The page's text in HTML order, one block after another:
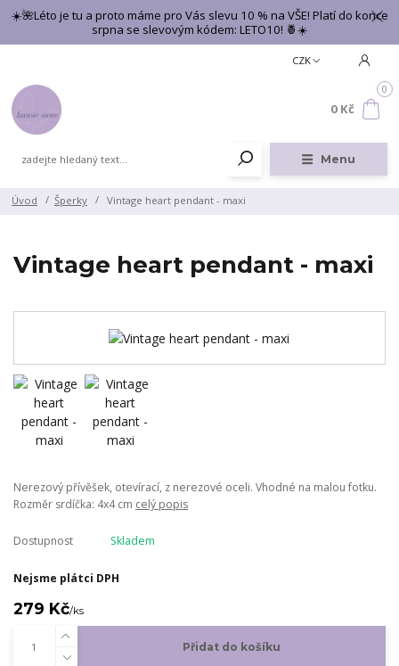
☀️🌺Léto je tu a proto máme pro Vás slevu 10 % na VŠE! Platí do konce
srpna se slevovým kódem: LETO10! 🍍☀️
Menu
CZK
0
0 Kč
Úvod Šperky Vintage heart pendant - maxi
Vintage heart pendant - maxi
Nerezový přívěšek, otevírací, z nerezové oceli. Vhodné na malou fotku.
Rozměr srdíčka: 4x4 cm celý popis
Dostupnost Skladem
Nejsme plátci DPH
279 Kč/ks
Přidat do košíku